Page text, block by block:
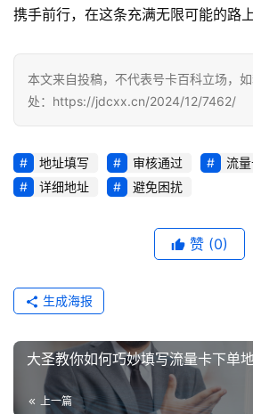
号
认
证
增
业
务
携手前行，在这条充满无限可能的路
本文来自投稿，不代表号卡百科立场，
处：https://jdcxx.cn/2024/12/7462/
地址填写 审核通过 流
详细地址
避免困扰
赞 (0)
生成海报
大圣教你如何巧妙填写流量卡下单
上一篇